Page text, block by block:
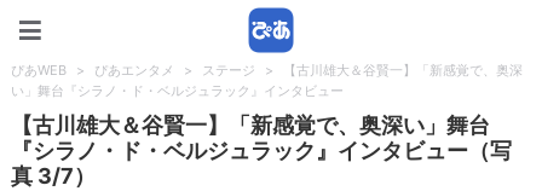
ぴあWEB > ぴあエンタメ > ステージ >
【古川雄大＆谷賢一】「新感覚で、奥深
い」舞台『シラノ・ド・ベルジュラック』インタビュー
【古川雄大＆谷賢一】「新感覚で、奥深い」舞台
『シラノ・ド・ベルジュラック』インタビュー（写
真 3/7）